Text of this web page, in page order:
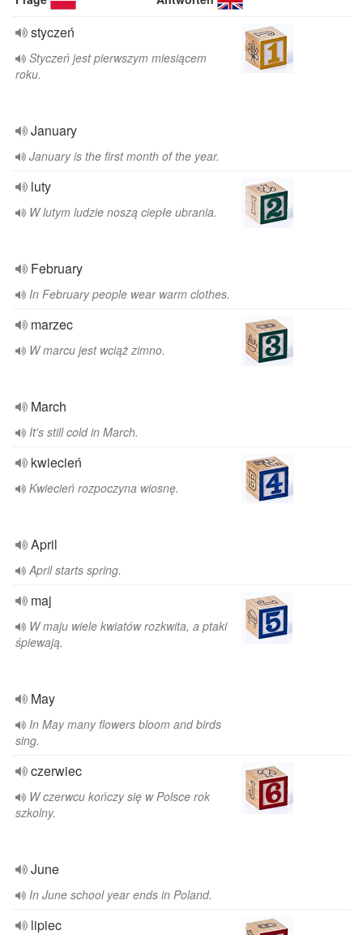
styczeń
Styczeń jest pierwszym miesiącem
roku.
January
January is the first month of the year.
luty
W lutym ludzie noszą ciepłe ubrania.
February
In February people wear warm clothes.
marzec
W marcu jest wciąż zimno.
March
It's still cold in March.
kwiecień
Kwiecień rozpoczyna wiosnę.
April
April starts spring.
maj
W maju wiele kwiatów rozkwita, a ptaki
śpiewają.
May
In May many flowers bloom and birds
sing.
czerwiec
W czerwcu kończy się w Polsce rok
szkolny.
June
In June school year ends in Poland.
lipiec